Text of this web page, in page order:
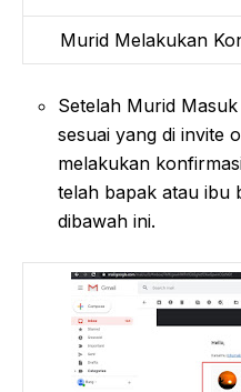
Murid Melakukan
Setelah Murid
sesuai yang di invite
melakukan
telah bapak atau ibu
dibawah ini.